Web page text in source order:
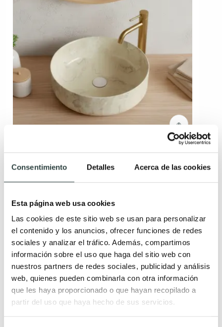
Consentimiento Detalles Acerca de las cookies
Esta página web usa cookies
Las cookies de este sitio web se usan para personalizar
el contenido y los anuncios, ofrecer funciones de redes
sociales y analizar el tráfico. Además, compartimos
información sobre el uso que haga del sitio web con
nuestros partners de redes sociales, publicidad y análisis
web, quienes pueden combinarla con otra información
que les haya proporcionado o que hayan recopilado a
partir del uso que haya hecho de sus servicios.